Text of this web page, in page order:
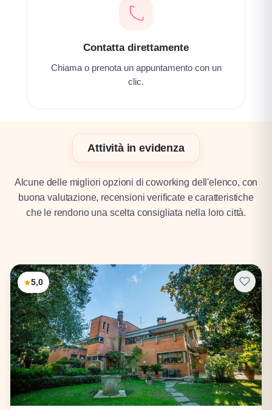
Contatta direttamente
Chiama o prenota un appuntamento con un
clic.
Attività in evidenza
Alcune delle migliori opzioni di coworking dell'elenco, con
buona valutazione, recensioni verificate e caratteristiche
che le rendono una scelta consigliata nella loro città.
5,0